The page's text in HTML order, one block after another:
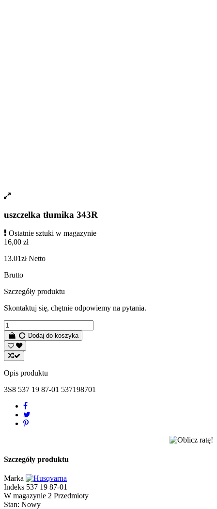
uszczelka tłumika 343R
Ostatnie sztuki w magazynie
16,00 zł
13.01zł Netto
Brutto
Szczegóły produktu
Skontaktuj się, chętnie odpowiemy na pytania.
Dodaj do koszyka
Opis produktu
3S8 537 19 87-01 537198701
Szczegóły produktu
Marka
Indeks 537 19 87-01
W magazynie 2 Przedmioty
Stan: Nowy